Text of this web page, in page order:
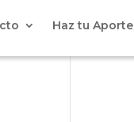
Haz tu Aporte